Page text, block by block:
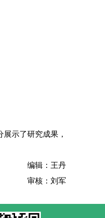
示了研究成果，
编辑：王丹
审核：刘军